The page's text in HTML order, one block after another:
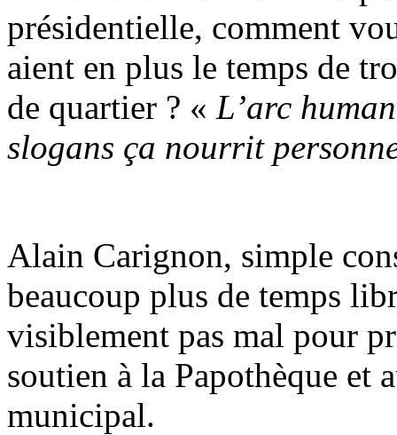
présidentielle, comment
aient en plus le temps de
de quartier ? « L’arc
slogans ça nourrit
Alain Carignon, simple
beaucoup plus de temps
visiblement pas mal pour
soutien à la Papothèque et
municipal.